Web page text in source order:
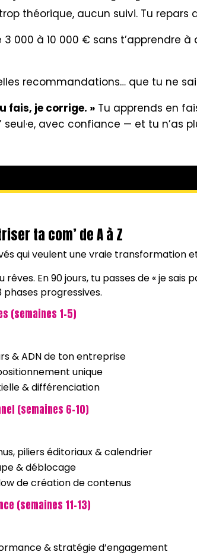
théorique, aucun suivi. Tu
000 à 10 000 € sans t’apprendre à
recommandations… que tu ne
fais, je corrige. » Tu apprends en
avec confiance — et tu n’as
ta com’ de A à Z
qui veulent une vraie transformation
rêves. En 90 jours, tu passes de « je sais
phases progressives.
(semaines 1-5)
& ADN de ton entreprise
unique
& différenciation
(semaines 6-10)
piliers éditoriaux & calendrier
& déblocage
de création de contenus
(semaines 11-13)
& stratégie d’engagement